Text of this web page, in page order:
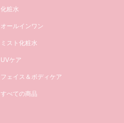
化粧水
オールインワン
ミスト化粧水
UVケア
フェイス＆ボディケア
すべての商品